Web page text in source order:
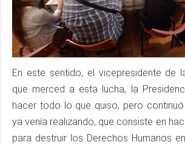
En este sentido, el vicepresidente de
que merced a esta lucha, la
hacer todo lo que quiso, pero
ya venía realizando, que consiste en
para destruir los Derechos Humanos